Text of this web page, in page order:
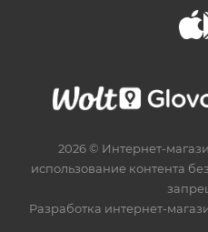
2026 © Интернет-
использование контента
Разработка интернет-